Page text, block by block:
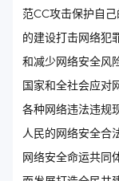
范CC攻击保护自
的建设打击网络犯
和减少网络安全风
国家和全社会应对
各种网络违法违规
人民的网络安全合
网络安全命运共同